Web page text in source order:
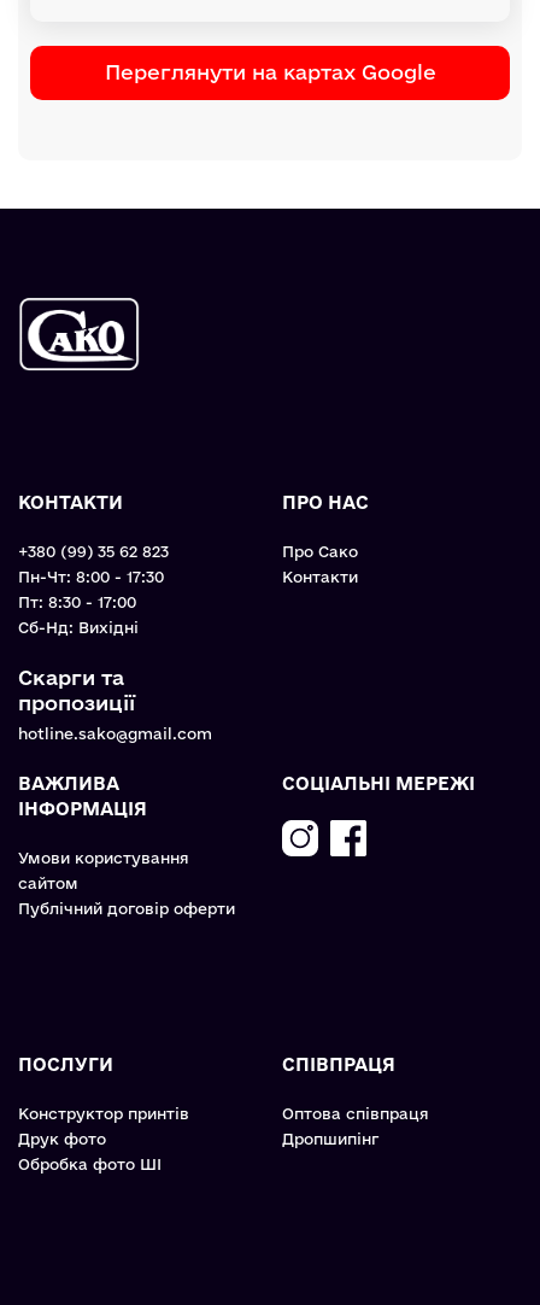
Переглянути на картах Google
КОНТАКТИ
+380 (99) 35 62 823
Пн-Чт: 8:00 - 17:30
Пт: 8:30 - 17:00
Cб-Нд: Вихідні
Скарги та
пропозиції
hotline.sako@gmail.com
ПРО НАС
Про Сако
Контакти
ВАЖЛИВА
ІНФОРМАЦІЯ
Умови користування
сайтом
Публічний договір оферти
СОЦІАЛЬНІ МЕРЕЖІ
ПОСЛУГИ
Конструктор принтів
Друк фото
Обробка фото ШІ
СПІВПРАЦЯ
Оптова співпраця
Дропшипінг